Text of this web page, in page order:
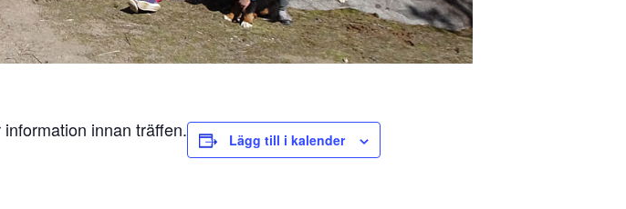
innan träffen.
Lägg till i kalender